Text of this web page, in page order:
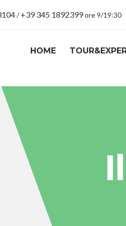
/+39 345 1892399ore 9/19:30
HOME